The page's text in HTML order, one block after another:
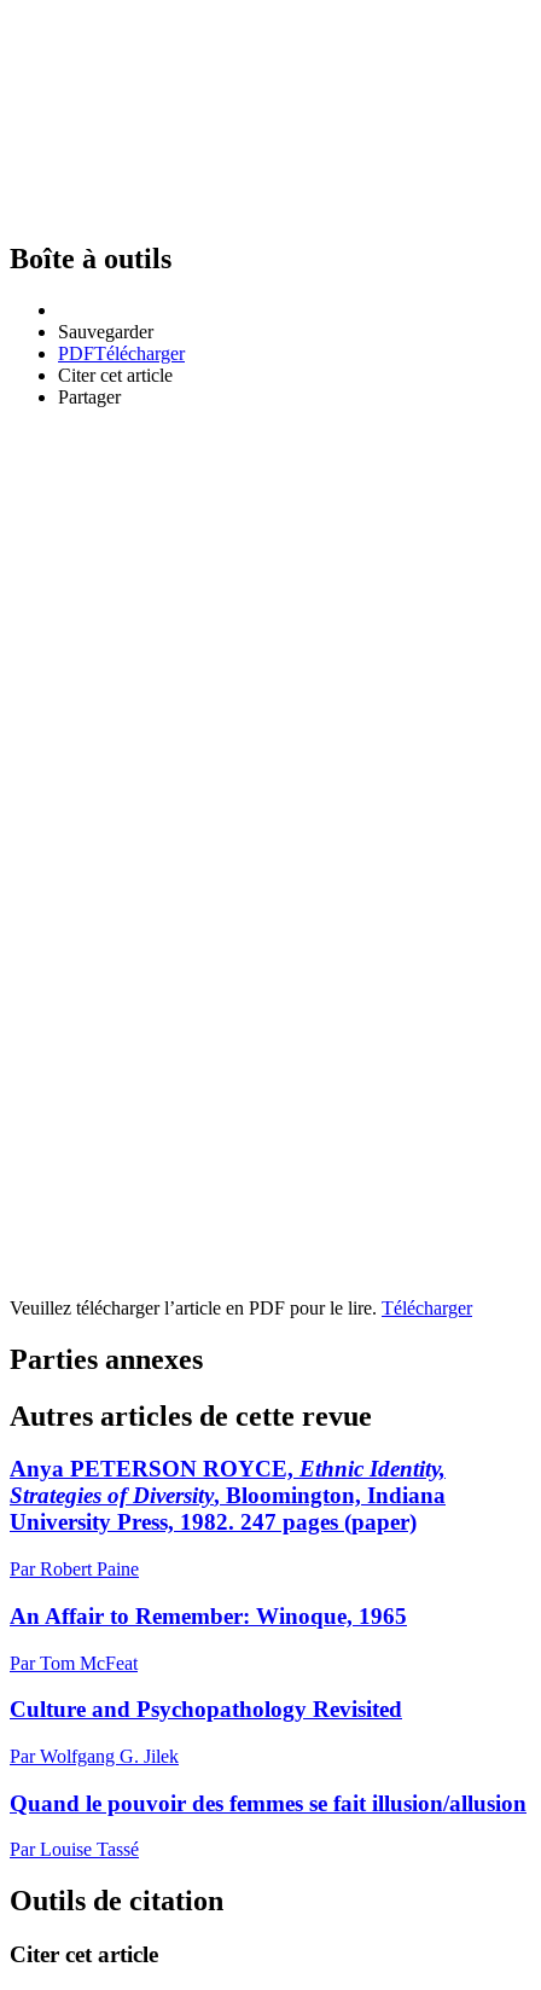
Boîte à outils
Sauvegarder
PDFTélécharger
Citer cet article
Partager
Veuillez télécharger l’article en PDF pour le lire. Télécharger
Parties annexes
Autres articles de cette revue
Anya PETERSON ROYCE, Ethnic Identity,
Strategies of Diversity, Bloomington, Indiana
University Press, 1982. 247 pages (paper)
Par Robert Paine
An Affair to Remember: Winoque, 1965
Par Tom McFeat
Culture and Psychopathology Revisited
Par Wolfgang G. Jilek
Quand le pouvoir des femmes se fait illusion/allusion
Par Louise Tassé
Outils de citation
Citer cet article